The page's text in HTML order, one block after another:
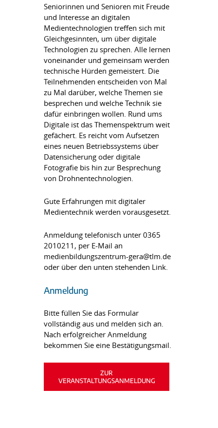
Seniorinnen und Senioren mit Freude
und Interesse an digitalen
Medientechnologien treffen sich mit
Gleichgesinnten, um über digitale
Technologien zu sprechen. Alle lernen
voneinander und gemeinsam werden
technische Hürden gemeistert. Die
Teilnehmenden entscheiden von Mal
zu Mal darüber, welche Themen sie
besprechen und welche Technik sie
dafür einbringen wollen. Rund ums
Digitale ist das Themenspektrum weit
gefächert. Es reicht vom Aufsetzen
eines neuen Betriebssystems über
Datensicherung oder digitale
Fotografie bis hin zur Besprechung
von Drohnentechnologien.
Gute Erfahrungen mit digitaler
Medientechnik werden vorausgesetzt.
Anmeldung telefonisch unter 0365
2010211, per E-Mail an
medienbildungszentrum-gera@tlm.de
oder über den unten stehenden Link.
Anmeldung
Bitte füllen Sie das Formular
vollständig aus und melden sich an.
Nach erfolgreicher Anmeldung
bekommen Sie eine Bestätigungsmail.
ZUR
VERANSTALTUNGSANMELDUNG